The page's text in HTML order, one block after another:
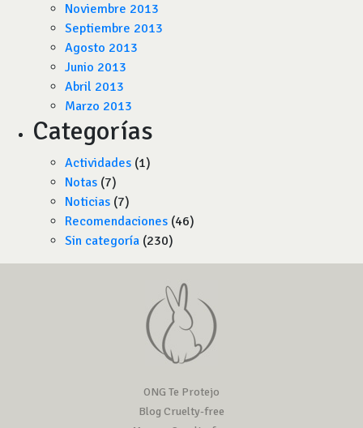
Noviembre 2013
Septiembre 2013
Agosto 2013
Junio 2013
Abril 2013
Marzo 2013
Categorías
Actividades (1)
Notas (7)
Noticias (7)
Recomendaciones (46)
Sin categoría (230)
ONG Te Protejo
Blog Cruelty-free